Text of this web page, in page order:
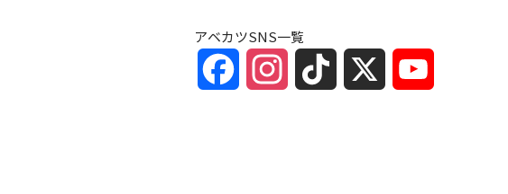
アベカツSNS一覧
FacebookInstagramTikTok